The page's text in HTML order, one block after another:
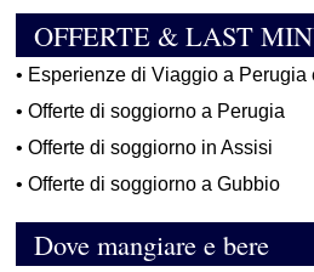
OFFERTE & LAST
• Esperienze di Viaggio a Perugia
•Offerte di soggiorno a Perugia
•Offerte di soggiorno in Assisi
•Offerte di soggiorno a Gubbio
Dove mangiare e bere